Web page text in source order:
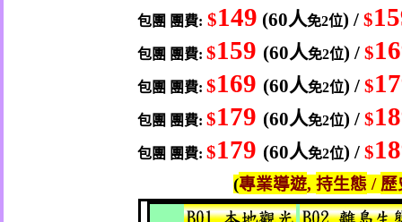
包團 團費: $149 (60人免2位) /$
包團 團費:$159 (60人免2位) /$
包團 團費:$169 (60人免2位) /$
包團 團費:$179 (60人免2位) /$
包團 團費:$179 (60人免2位) /$
(專業導遊, 持生態 /